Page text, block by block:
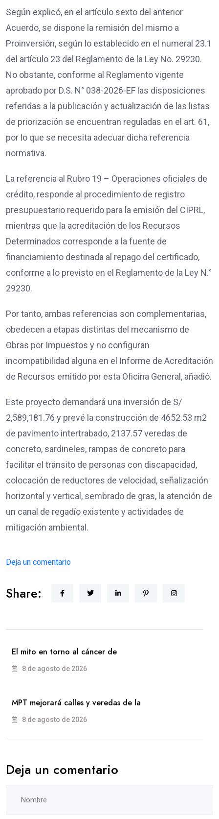
Según explicó, en el artículo sexto del anterior
Acuerdo, se dispone la remisión del mismo a
Proinversión, según lo establecido en el numeral 23.1
del artículo 23 del Reglamento de la Ley No. 29230.
No obstante, conforme al Reglamento vigente
aprobado por D.S. N° 038-2026-EF las disposiciones
referidas a la publicación y actualización de las listas
de priorización se encuentran reguladas en el art. 61,
por lo que se necesita adecuar dicha referencia
normativa.
La referencia al Rubro 19 – Operaciones oficiales de
crédito, responde al procedimiento de registro
presupuestario requerido para la emisión del CIPRL,
mientras que la acreditación de los Recursos
Determinados corresponde a la fuente de
financiamiento destinada al repago del certificado,
conforme a lo previsto en el Reglamento de la Ley N.°
29230.
Por tanto, ambas referencias son complementarias,
obedecen a etapas distintas del mecanismo de
Obras por Impuestos y no configuran
incompatibilidad alguna en el Informe de Acreditación
de Recursos emitido por esta Oficina General, añadió.
Este proyecto demandará una inversión de S/
2,589,181.76 y prevé la construcción de 4652.53 m2
de pavimento intertrabado, 2137.57 veredas de
concreto, sardineles, rampas de concreto para
facilitar el tránsito de personas con discapacidad,
colocación de reductores de velocidad, señalización
horizontal y vertical, sembrado de gras, la atención de
un canal de regadío existente y actividades de
mitigación ambiental.
Deja un comentario
Share:
El mito en torno al cáncer de
8 de agosto de 2026
MPT mejorará calles y veredas de la
8 de agosto de 2026
Deja un comentario